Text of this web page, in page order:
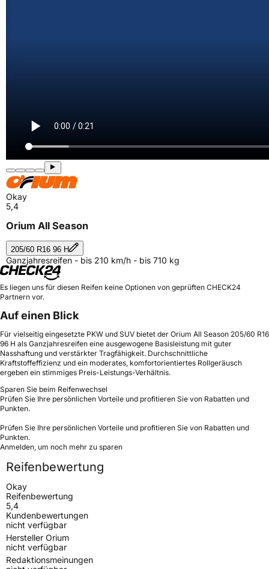
Okay
5,4
Orium All Season
205/60 R16 96 H
Ganzjahresreifen - bis 210 km/h - bis 710 kg
Es liegen uns für diesen Reifen keine Optionen von geprüften CHECK24
Partnern vor.
Auf einen Blick
Für vielseitig eingesetzte PKW und SUV bietet der Orium All Season 205/60 R16
96 H als Ganzjahresreifen eine ausgewogene Basisleistung mit guter
Nasshaftung und verstärkter Tragfähigkeit. Durchschnittliche
Kraftstoffeffizienz und ein moderates, komfortorientiertes Rollgeräusch
ergeben ein stimmiges Preis-Leistungs-Verhältnis.
Sparen Sie beim Reifenwechsel
Prüfen Sie Ihre persönlichen Vorteile und profitieren Sie von Rabatten und
Punkten.
Prüfen Sie Ihre persönlichen Vorteile und profitieren Sie von Rabatten und
Punkten.
Anmelden, um noch mehr zu sparen
Reifenbewertung
Okay
Reifenbewertung
5,4
Kundenbewertungen
nicht verfügbar
Hersteller Orium
nicht verfügbar
Redaktionsmeinungen